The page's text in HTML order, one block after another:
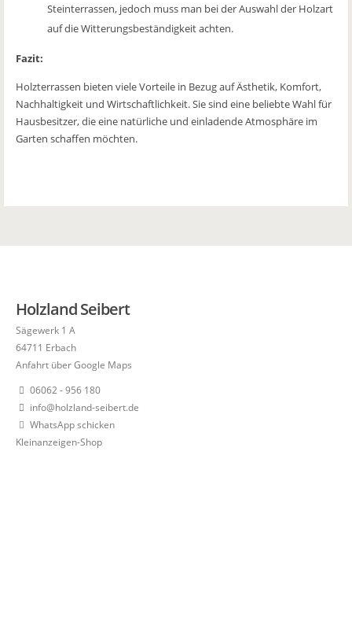
Steinterrassen, jedoch muss man bei der Auswahl der Holzart
auf die Witterungsbeständigkeit achten.
Fazit:
Holzterrassen bieten viele Vorteile in Bezug auf Ästhetik, Komfort,
Nachhaltigkeit und Wirtschaftlichkeit. Sie sind eine beliebte Wahl für
Hausbesitzer, die eine natürliche und einladende Atmosphäre im
Garten schaffen möchten.
Holzland Seibert
Sägewerk 1 A
64711 Erbach
Anfahrt über Google Maps
06062 - 956 180
info@holzland-seibert.de
WhatsApp schicken
Kleinanzeigen-Shop